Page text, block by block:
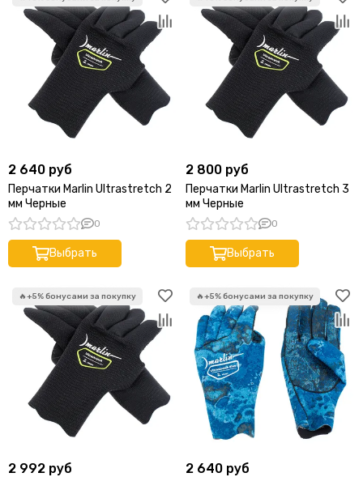
2 640 руб
Перчатки Marlin Ultrastretch 2
мм Черные
0
Выбрать
2 800 руб
Перчатки Marlin Ultrastretch 3
мм Черные
0
Выбрать
2 992 руб 2 640 руб